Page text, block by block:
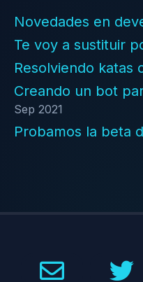
Novedades en
Te voy a sustituir
Resolviendo katas
Creando un bot
Sep 2021
Probamos la beta